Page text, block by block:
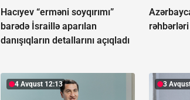
Hacıyev “erməni soyqırımı”
barədə İsraillə aparılan
danışıqların detallarını açıqladı
4 Avqust 12:13 3